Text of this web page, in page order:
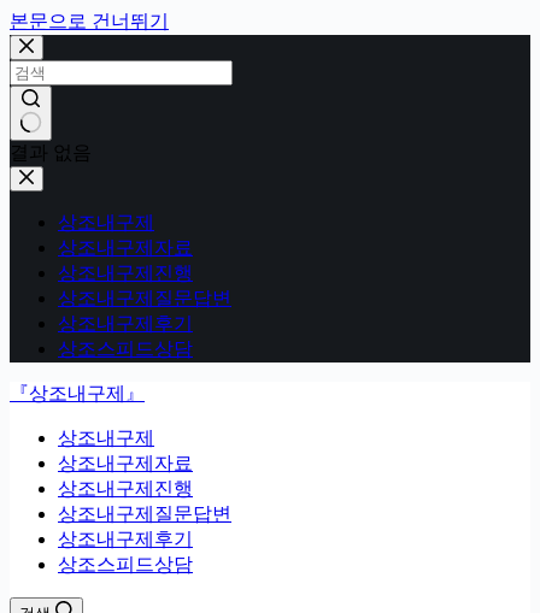
본문으로 건너뛰기
결과 없음
상조내구제
상조내구제자료
상조내구제진행
상조내구제질문답변
상조내구제후기
상조스피드상담
『상조내구제』
상조내구제
상조내구제자료
상조내구제진행
상조내구제질문답변
상조내구제후기
상조스피드상담